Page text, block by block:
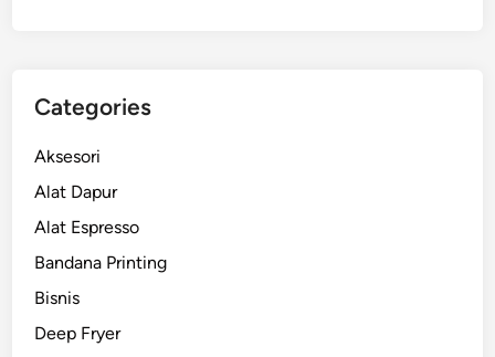
Categories
Aksesori
Alat Dapur
Alat Espresso
Bandana Printing
Bisnis
Deep Fryer